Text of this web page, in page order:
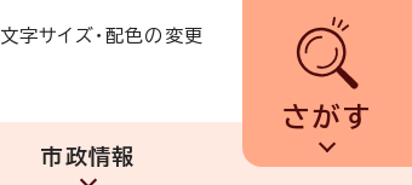
文字サイズ・配色の変更
さがす
市政情報